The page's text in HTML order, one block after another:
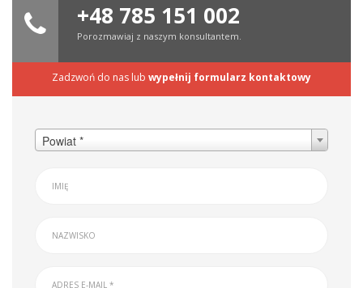
+48 785 151 002
Porozmawiaj z naszym konsultantem.
Zadzwoń do nas lub wypełnij formularz kontaktowy
Powiat *